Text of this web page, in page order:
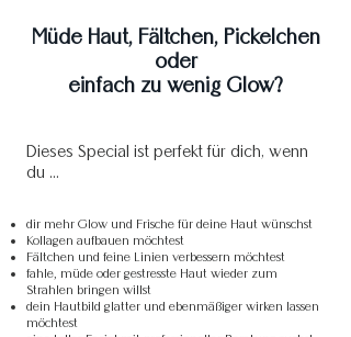
Müde Haut, Fältchen, Pickelchen
oder
einfach zu wenig Glow?
Dieses Special ist perfekt für dich, wenn
du …
dir mehr Glow und Frische für deine Haut wünschst
Kollagen aufbauen möchtest
Fältchen und feine Linien verbessern möchtest
fahle, müde oder gestresste Haut wieder zum
Strahlen bringen willst
dein Hautbild glatter und ebenmäßiger wirken lassen
möchtest